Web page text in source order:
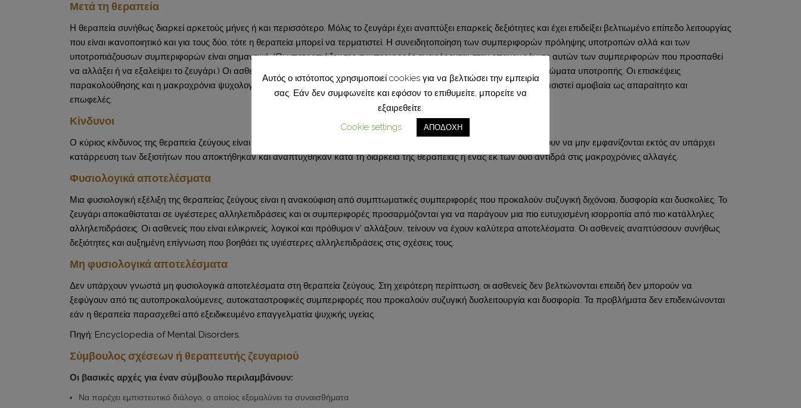
Μετά τη θεραπεία
Η θεραπεία συνήθως διαρκεί αρκετούς μήνες ή και περισσότερο. Μόλις το ζευγάρι έχει αναπτύξει επαρκείς δεξιότητες και έχει επιδείξει βελτιωμένο επίπεδο λειτουργίας
που είναι ικανοποιητικό και για τους δύο, τότε η θεραπεία μπορεί να τερματιστεί. Η συνειδητοποίηση των συμπεριφορών πρόληψης υποτροπών αλλά και των
υποτροπιάζουσων συμπεριφορών είναι σημαντική. (Οι υποτροπιάζουσες συμπεριφορές αναφέρονται στην επανεμφάνιση αυτών των συμπεριφορών που προσπαθεί
να αλλάξει ή να εξαλείψει το ζευγάρι.) Οι ασθενείς ενθαρρύνονται να επιστρέψουν στη θεραπεία εάν εμφανιστούν συμπτώματα υποτροπής. Οι επισκέψεις
παρακολούθησης και η μακροχρόνια ψυχολογική θεραπεία μπορούν να καθοριστούν μεταξύ των μερών εάν αυτό αποφασιστεί αμοιβαία ως απαραίτητο και
επωφελές.
Κίνδυνοι
Ο κύριος κίνδυνος της θεραπεία ζεύγους είναι η μη βελτίωση ή η επιστροφή σε δυσλειτουργικές συμπεριφορές. Αυτά τείνουν να μην εμφανίζονται εκτός αν υπάρχει
κατάρρευση των δεξιοτήτων που αποκτήθηκαν και αναπτύχθηκαν κατά τη διάρκεια της θεραπείας ή ένας εκ των δύο αντιδρά στις μακροχρόνιες αλλαγές.
Φυσιολογικά αποτελέσματα
Μια φυσιολογική εξέλιξη της θεραπείας ζεύγους είναι η ανακούφιση από συμπτωματικές συμπεριφορές που προκαλούν συζυγική διχόνοια, δυσφορία και δυσκολίες. Το
ζευγάρι αποκαθίσταται σε υγιέστερες αλληλεπιδράσεις και οι συμπεριφορές προσαρμόζονται για να παράγουν μια πιο ευτυχισμένη ισορροπία από πιο κατάλληλες
αλληλεπιδράσεις. Οι ασθενείς που είναι ειλικρινείς, λογικοί και πρόθυμοι ν’ αλλάξουν, τείνουν να έχουν καλύτερα αποτελέσματα. Οι ασθενείς αναπτύσσουν συνήθως
δεξιότητες και αυξημένη επίγνωση που βοηθάει τις υγιέστερες αλληλεπιδράσεις στις σχέσεις τους.
Μη φυσιολογικά αποτελέσματα
Δεν υπάρχουν γνωστά μη φυσιολογικά αποτελέσματα στη θεραπεία ζεύγους. Στη χειρότερη περίπτωση, οι ασθενείς δεν βελτιώνονται επειδή δεν μπορούν να
ξεφύγουν από τις αυτοπροκαλούμενες, αυτοκαταστροφικές συμπεριφορές που προκαλούν συζυγική δυσλειτουργία και δυσφορία. Τα προβλήματα δεν επιδεινώνονται
εάν η θεραπεία παρασχεθεί από εξειδικευμένο επαγγελματία ψυχικής υγείας.
Πηγή: Encyclopedia of Mental Disorders.
Σύμβουλος σχέσεων ή θεραπευτής ζευγαριού
Οι βασικές αρχές για έναν σύμβουλο περιλαμβάνουν:
Να παρέχει εμπιστευτικό διάλογο, ο οποίος εξομαλύνει τα συναισθήματα
Αυτός ο ιστότοπος χρησιμοποιεί cookies για να βελτιώσει την εμπειρία
σας. Εάν δεν συμφωνείτε και εφόσον το επιθυμείτε, μπορείτε να
εξαιρεθείτε.
Cookie settings
ΑΠΟΔΟΧΗ